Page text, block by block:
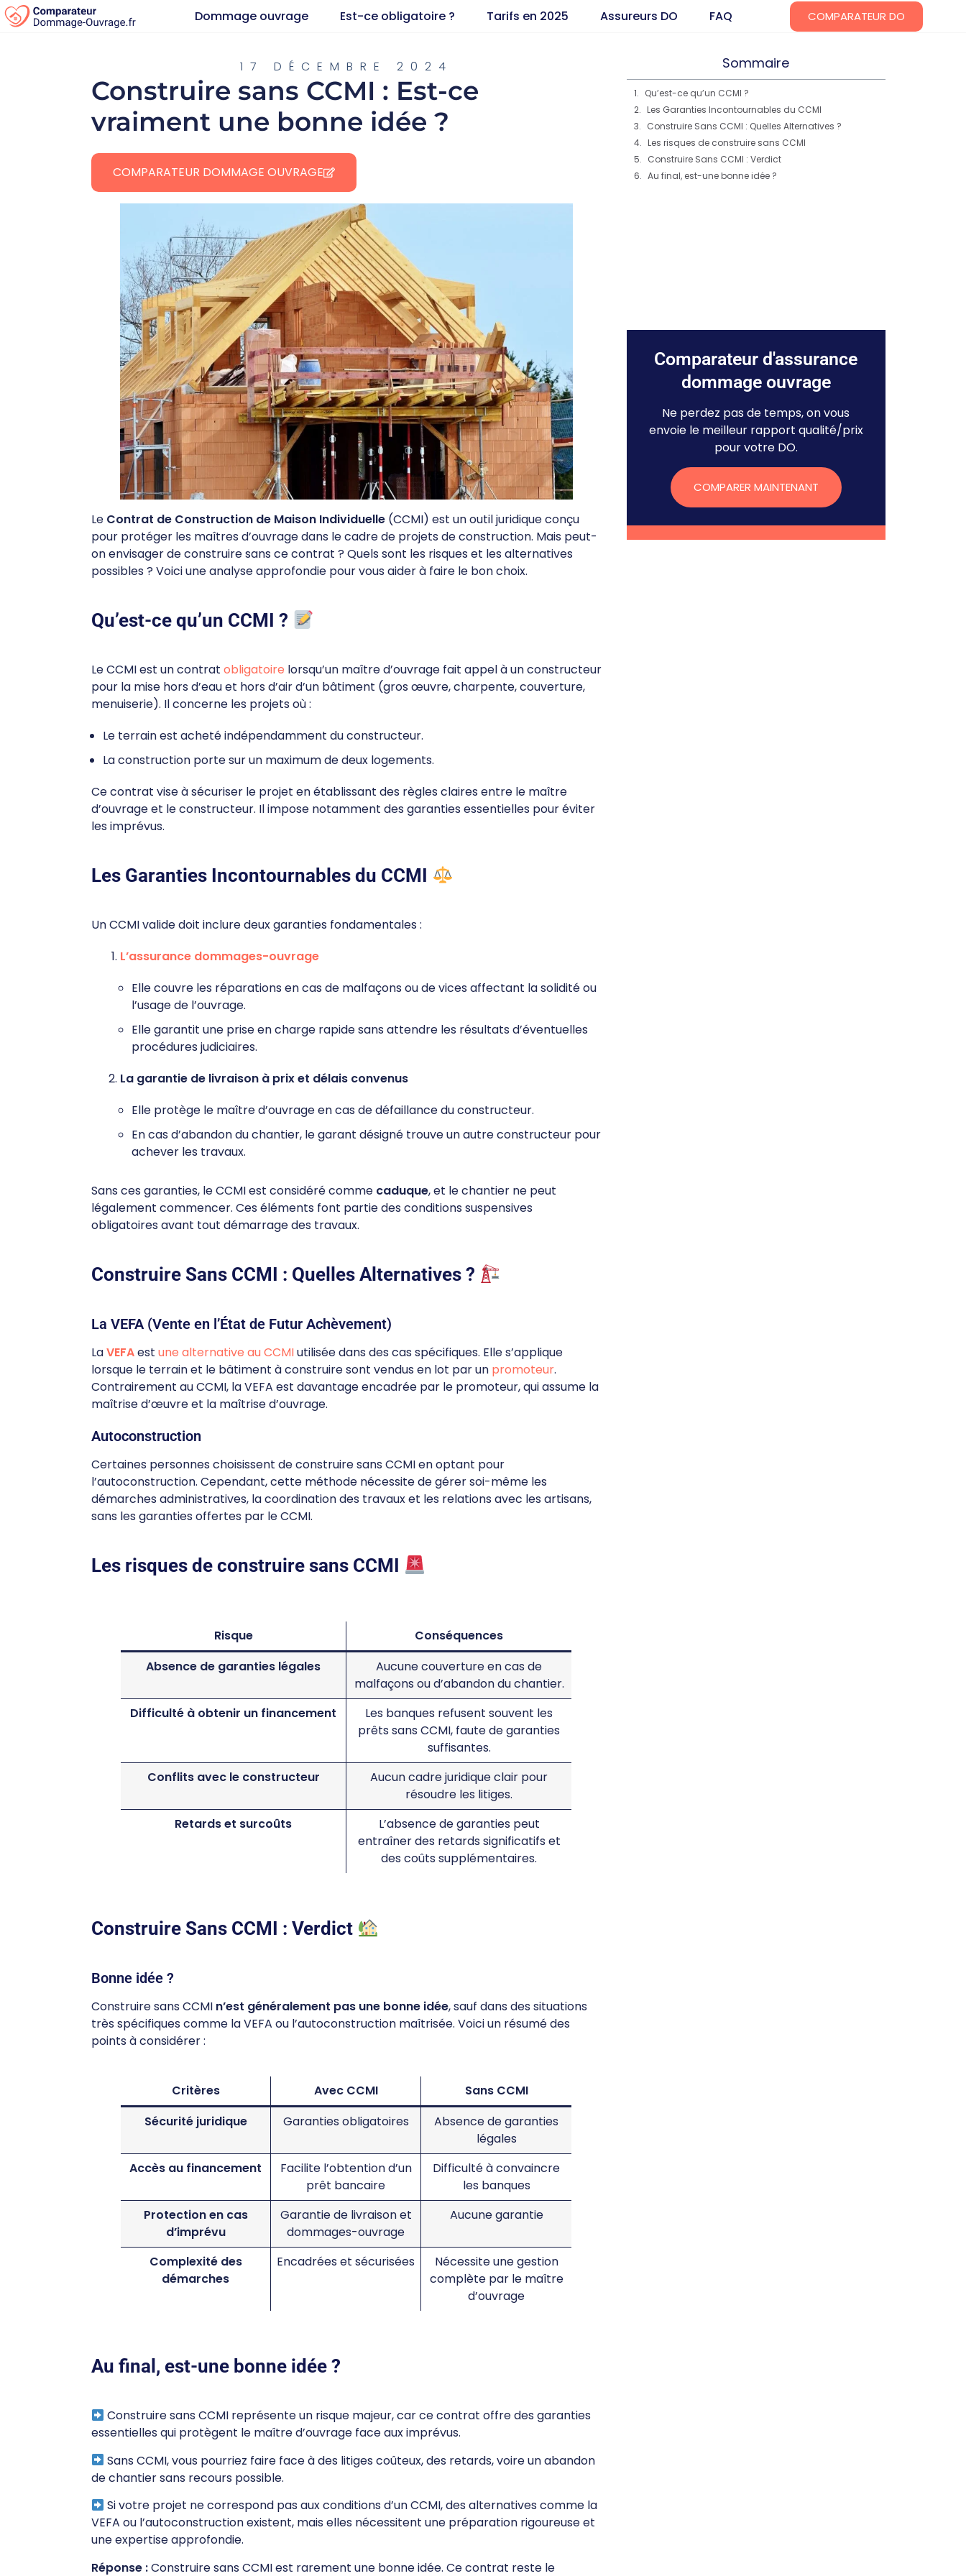
Dommage ouvrage Est-ce obligatoire ? Tarifs en 2025 Assureurs DO FAQ COMPARATEUR DO
17 DÉCEMBRE 2024
Construire sans CCMI : Est-ce
vraiment une bonne idée ?
COMPARATEUR DOMMAGE OUVRAGE
Le Contrat de Construction de Maison Individuelle (CCMI) est un outil juridique conçu
pour protéger les maîtres d’ouvrage dans le cadre de projets de construction. Mais peut-
on envisager de construire sans ce contrat ? Quels sont les risques et les alternatives
possibles ? Voici une analyse approfondie pour vous aider à faire le bon choix.
Qu’est-ce qu’un CCMI ?
Le CCMI est un contrat obligatoire lorsqu’un maître d’ouvrage fait appel à un constructeur
pour la mise hors d’eau et hors d’air d’un bâtiment (gros œuvre, charpente, couverture,
menuiserie). Il concerne les projets où :
Le terrain est acheté indépendamment du constructeur.
La construction porte sur un maximum de deux logements.
Ce contrat vise à sécuriser le projet en établissant des règles claires entre le maître
d’ouvrage et le constructeur. Il impose notamment des garanties essentielles pour éviter
les imprévus.
Les Garanties Incontournables du CCMI
Un CCMI valide doit inclure deux garanties fondamentales :
L’assurance dommages-ouvrage
Elle couvre les réparations en cas de malfaçons ou de vices affectant la solidité ou
l’usage de l’ouvrage.
Elle garantit une prise en charge rapide sans attendre les résultats d’éventuelles
procédures judiciaires.
La garantie de livraison à prix et délais convenus
Elle protège le maître d’ouvrage en cas de défaillance du constructeur.
En cas d’abandon du chantier, le garant désigné trouve un autre constructeur pour
achever les travaux.
Sans ces garanties, le CCMI est considéré comme caduque, et le chantier ne peut
légalement commencer. Ces éléments font partie des conditions suspensives
obligatoires avant tout démarrage des travaux.
Construire Sans CCMI : Quelles Alternatives ?
La VEFA (Vente en l’État de Futur Achèvement)
LaVEFAest une alternative au CCMIutilisée dans des cas spécifiques. Elle s’applique
lorsque le terrain et le bâtiment à construire sont vendus en lot par un promoteur.
Contrairement au CCMI, la VEFA est davantage encadrée par le promoteur, qui assume la
maîtrise d’œuvre et la maîtrise d’ouvrage.
Autoconstruction
Certaines personnes choisissent de construire sans CCMI en optant pour
l’autoconstruction. Cependant, cette méthode nécessite de gérer soi-même les
démarches administratives, la coordination des travaux et les relations avec les artisans,
sans les garanties offertes par le CCMI.
Les risques de construire sans CCMI
Risque
Conséquences
Absence de garanties légales
Aucune couverture en cas de
malfaçons ou d’abandon du chantier.
Difficulté à obtenir un financement
Les banques refusent souvent les
prêts sans CCMI, faute de garanties
suffisantes.
Conflits avec le constructeur
Aucun cadre juridique clair pour
résoudre les litiges.
Retards et surcoûts
L’absence de garanties peut
entraîner des retards significatifs et
des coûts supplémentaires.
Construire Sans CCMI : Verdict
Bonne idée ?
Construire sans CCMI n’est généralement pas une bonne idée, sauf dans des situations
très spécifiques comme la VEFA ou l’autoconstruction maîtrisée. Voici un résumé des
points à considérer :
Critères Avec CCMI
Sans CCMI
Sécurité juridique
Garanties obligatoires
Absence de garanties
légales
Accès au financement
Facilite l’obtention d’un
prêt bancaire
Difficulté à convaincre
les banques
Protection en cas
d’imprévu
Garantie de livraison et
dommages-ouvrage
Aucune garantie
Complexité des
démarches
Encadrées et sécurisées
Nécessite une gestion
complète par le maître
d’ouvrage
Au final, est-une bonne idée ?
Construire sans CCMI représente un risque majeur, car ce contrat offre des garanties
essentielles qui protègent le maître d’ouvrage face aux imprévus.
Sans CCMI, vous pourriez faire face à des litiges coûteux, des retards, voire un abandon
de chantier sans recours possible.
Si votre projet ne correspond pas aux conditions d’un CCMI, des alternatives comme la
VEFA ou l’autoconstruction existent, mais elles nécessitent une préparation rigoureuse et
une expertise approfondie.
Réponse :Construire sans CCMI est rarement une bonne idée. Ce contrat reste le
Sommaire
Qu’est-ce qu’un CCMI ?
Les Garanties Incontournables du CCMI
Construire Sans CCMI : Quelles Alternatives ?
Les risques de construire sans CCMI
Construire Sans CCMI : Verdict
Au final, est-une bonne idée ?
Comparateur d'assurance
dommage ouvrage
Ne perdez pas de temps, on vous
envoie le meilleur rapport qualité/prix
pour votre DO.
COMPARER MAINTENANT